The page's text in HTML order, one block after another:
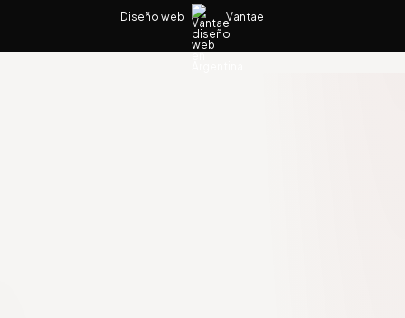
Diseño web Vantae